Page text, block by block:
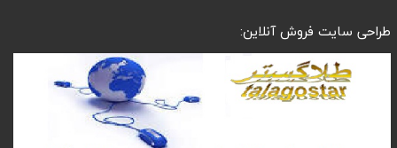
طراحی سایت فروش آنلاین: